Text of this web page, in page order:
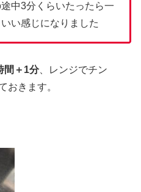
中3分くらいたったら一
い感じになりました
間＋1分、レンジでチン
おきます。